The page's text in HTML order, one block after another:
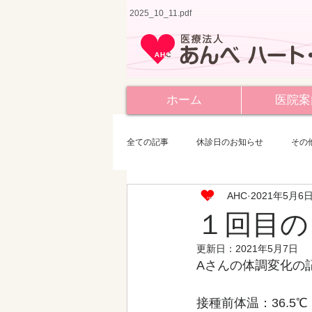
2025_10_11.pdf
ホーム 医院
全ての記事 休診日のお知らせ その
１回目
AHC 2021年5月6
更新日： 2021年5月7日
Aさんの体調変化の
接種前体温：36.5℃